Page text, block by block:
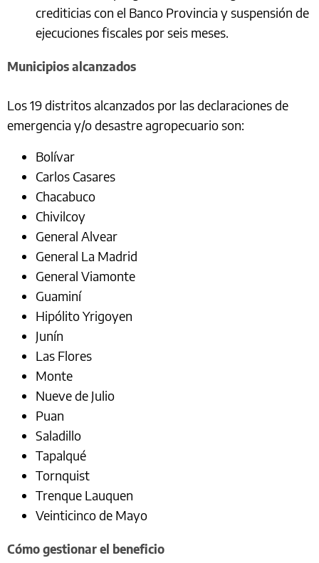
crediticias con el Banco Provincia y suspensión de
ejecuciones fiscales por seis meses.
Municipios alcanzados
Los 19 distritos alcanzados por las declaraciones de
emergencia y/o desastre agropecuario son:
Bolívar
Carlos Casares
Chacabuco
Chivilcoy
General Alvear
General La Madrid
General Viamonte
Guaminí
Hipólito Yrigoyen
Junín
Las Flores
Monte
Nueve de Julio
Puan
Saladillo
Tapalqué
Tornquist
Trenque Lauquen
Veinticinco de Mayo
Cómo gestionar el beneficio